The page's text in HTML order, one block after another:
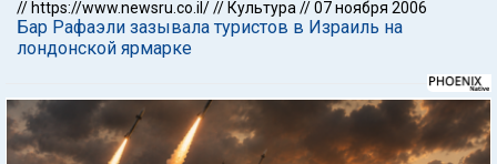
// https://www.newsru.co.il/// Культура //07 ноября 2006
Бар Рафаэли зазывала туристов в Израиль на
лондонской ярмарке